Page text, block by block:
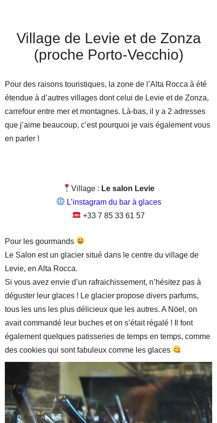
Village de Levie et de Zonza
(proche Porto-Vecchio)
Pour des raisons touristiques, la zone de l’Alta Rocca à été
étendue à d’autres villages dont celui de Levie et de Zonza,
carrefour entre mer et montagnes. Là-bas, il y a 2 adresses
que j’aime beaucoup, c’est pourquoi je vais également vous
en parler !
Village : Le salon Levie
L’instagram du bar à glaces
+33 7 85 33 61 57
Pour les gourmands
Le Salon est un glacier situé dans le centre du village de
Levie, en Alta Rocca.
Si vous avez envie d’un rafraichissement, n’hésitez pas à
déguster leur glaces ! Le glacier propose divers parfums,
tous les uns les plus délicieux que les autres. A Nöel, on
avait commandé leur buches et on s’était régalé ! Il font
également quelques patisseries de temps en temps, comme
des cookies qui sont fabuleux comme les glaces